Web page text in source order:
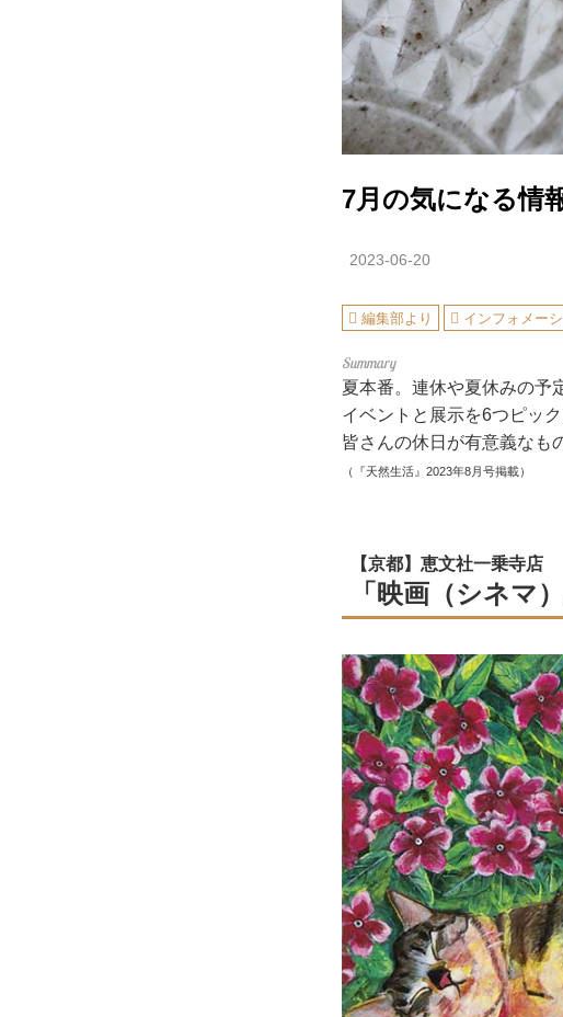
7月の気になる情
2023-06-20
編集部より インフォメー
夏本番。連休や夏休みの予
イベントと展示を6つピッ
皆さんの休日が有意義なも
（『天然生活』2023年8月号掲載）
【京都】恵文社一乗寺店
「映画（シネマ